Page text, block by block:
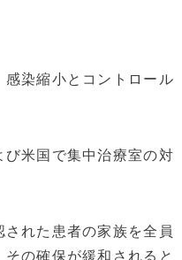
染縮小とコントロール
米国で集中治療室の対
れた患者の家族を全員
の確保が緩和されると